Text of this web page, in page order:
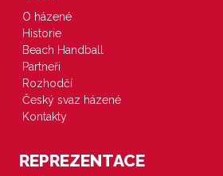
O házené
Historie
Beach Handball
Partneři
Rozhodčí
Český svaz házené
Kontakty
REPREZENTACE